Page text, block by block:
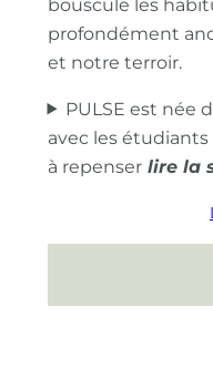
bouscule les
profondément
et notre terroir.
PULSE est née
avec les étudiants
à repenser